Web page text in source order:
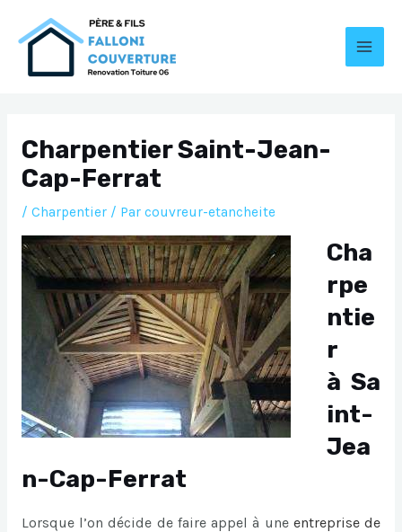
Charpentier Saint-Jean-
Cap-Ferrat
/ Charpentier/ Par couvreur-etancheite
Cha
rpe
ntie
r
à Sa
int-
Jea
n-Cap-Ferrat
Lorsque l’on décide de faire appel à une entreprise de